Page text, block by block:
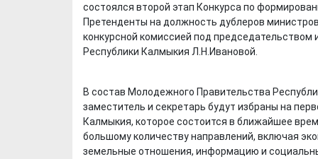
состоялся второй этап Конкурса по
Претенденты на должность дублеров
конкурсной комиссией под
Республики Калмыкия Л.Н.Ивановой.
В состав Молодежного Правительства
заместитель и секретарь будут избраны на
Калмыкия, которое состоится в ближайшее
большому количеству направлений, включая
земельные отношения, информацию и